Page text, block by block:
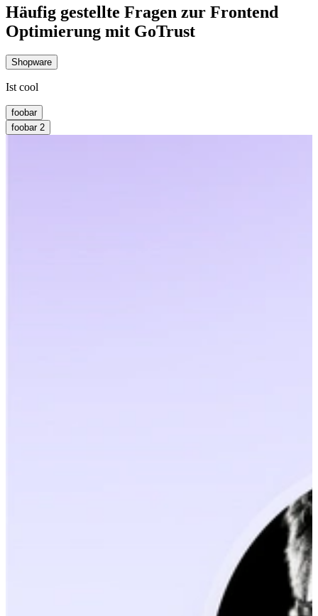
Häufig gestellte Fragen zur Frontend
Optimierung mit GoTrust
Shopware
Ist cool
foobar
foobar 2